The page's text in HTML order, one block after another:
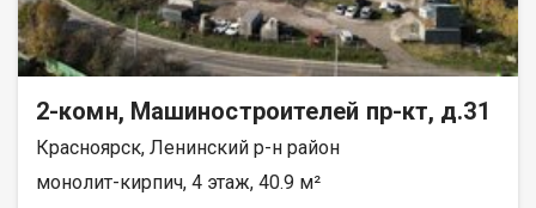
2-комн, Машиностроителей пр-кт, д.31
Красноярск, Ленинский р-н район
монолит-кирпич, 4 этаж, 40.9 м²